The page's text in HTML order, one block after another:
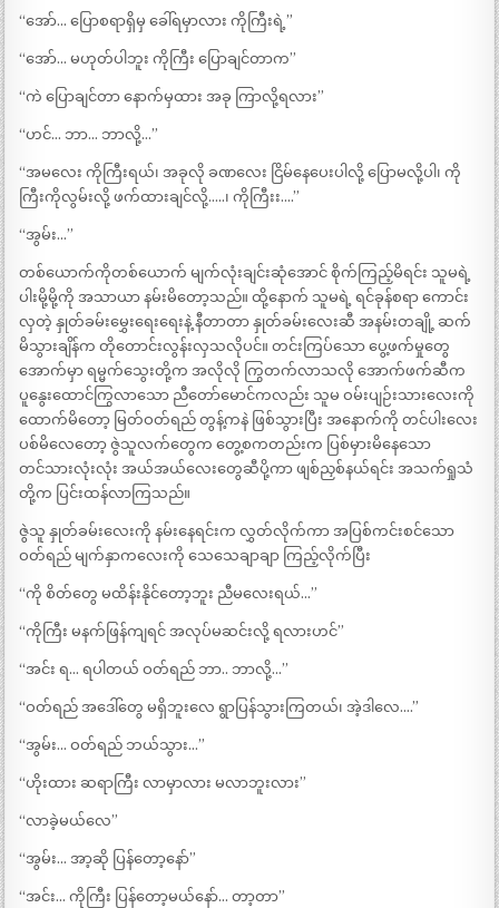
“အော်… ပြောစရာရှိမှ ခေါ်ရမှာလား ကိုကြီးရဲ့”
“အော်… မဟုတ်ပါဘူး ကိုကြီး ပြောချင်တာက”
“ကဲ ပြောချင်တာ နောက်မှထား အခု ကြာလို့ရလား”
“ဟင်… ဘာ… ဘာလို့…”
“အမလေး ကိုကြီးရယ်၊ အခုလို ခဏလေး ငြိမ်နေပေးပါလို့ ပြောမလို့ပါ၊ ကို
ကြီးကိုလွမ်းလို့ ဖက်ထားချင်လို့…..၊ ကိုကြီးး….”
“အွမ်း…”
တစ်ယောက်ကိုတစ်ယောက် မျက်လုံးချင်းဆုံအောင် စိုက်ကြည့်မိရင်း သူမရဲ့
ပါးမို့မို့ကို အသာယာ နမ်းမိတော့သည်။ ထို့နောက် သူမရဲ့ ရင်ခုန်စရာ ကောင်း
လှတဲ့ နှုတ်ခမ်းမွှေးရေးရေးနဲ့ နီတာတာ နှုတ်ခမ်းလေးဆီ အနမ်းတချို့ ဆက်
မိသွားချိန်က တိုတောင်းလွန်းလှသလိုပင်။ တင်းကြပ်သော ပွေ့ဖက်မှုတွေ
အောက်မှာ ရမ္မက်သွေးတို့က အလိုလို ကြွတက်လာသလို အောက်ဖက်ဆီက
ပူနွေးထောင်ကြွလာသော ညီတော်မောင်ကလည်း သူမ ဝမ်းပျဉ်းသားလေးကို
ထောက်မိတော့ မြတ်ဝတ်ရည် တွန့်ကနဲ ဖြစ်သွားပြီး အနောက်ကို တင်ပါးလေး
ပစ်မိလေတော့ ဇွဲသူလက်တွေက တွေ့စကတည်းက ပြစ်မှားမိနေသော
တင်သားလုံးလုံး အယ်အယ်လေးတွေဆီပို့ကာ ဖျစ်ညှစ်နယ်ရင်း အသက်ရှုသံ
တို့က ပြင်းထန်လာကြသည်။
ဇွဲသူ နှုတ်ခမ်းလေးကို နမ်းနေရင်းက လွှတ်လိုက်ကာ အပြစ်ကင်းစင်သော
ဝတ်ရည် မျက်နှာကလေးကို သေသေချာချာ ကြည့်လိုက်ပြီး
“ကို စိတ်တွေ မထိန်းနိုင်တော့ဘူး ညီမလေးရယ်…”
“ကိုကြီး မနက်ဖြန်ကျရင် အလုပ်မဆင်းလို့ ရလားဟင်”
“အင်း ရ… ရပါတယ် ဝတ်ရည် ဘာ.. ဘာလို့…”
“ဝတ်ရည် အဒေါ်တွေ မရှိဘူးလေ ရွာပြန်သွားကြတယ်၊ အဲ့ဒါလေ….”
“အွမ်း… ဝတ်ရည် ဘယ်သွား…”
“ဟိုးထား ဆရာကြီး လာမှာလား မလာဘူးလား”
“လာခဲ့မယ်လေ”
“အွမ်း… အာ့ဆို ပြန်တော့နော်”
“အင်း… ကိုကြီး ပြန်တော့မယ်နော်… တာ့တာ”